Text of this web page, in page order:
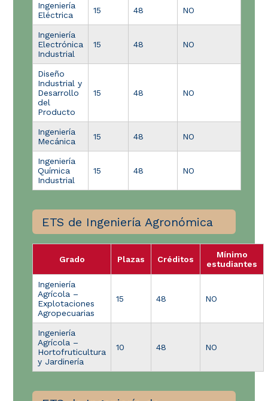
Ingeniería
Eléctrica
15 48 NO
Ingeniería
Electrónica
Industrial
15 48 NO
Diseño
Industrial y
Desarrollo
del
Producto
15 48 NO
Ingeniería
Mecánica
15 48 NO
Ingeniería
Química
Industrial
15 48 NO
ETS de Ingeniería Agronómica
Grado Plazas Créditos
Mínimo
estudiantes
Ingeniería
Agrícola –
Explotaciones
Agropecuarias
15 48 NO
Ingeniería
Agrícola –
Hortofruticultura
y Jardinería
10 48 NO